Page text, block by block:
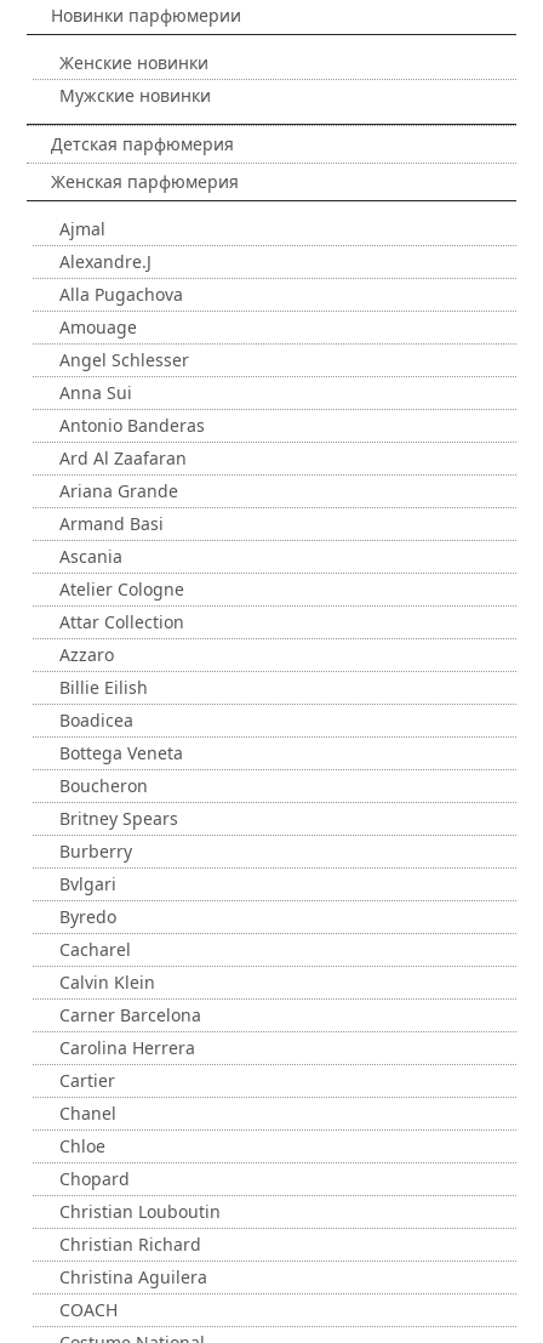
Новинки парфюмерии
Женские новинки
Мужские новинки
Детская парфюмерия
Женская парфюмерия
Ajmal
Alexandre.J
Alla Pugachova
Amouage
Angel Schlesser
Anna Sui
Antonio Banderas
Ard Al Zaafaran
Ariana Grande
Armand Basi
Ascania
Atelier Cologne
Attar Collection
Azzaro
Billie Eilish
Boadicea
Bottega Veneta
Boucheron
Britney Spears
Burberry
Bvlgari
Byredo
Cacharel
Calvin Klein
Carner Barcelona
Carolina Herrera
Cartier
Chanel
Chloe
Chopard
Christian Louboutin
Christian Richard
Christina Aguilera
COACH